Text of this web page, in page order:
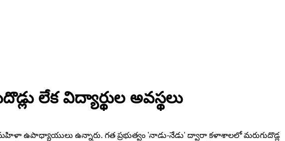
లేక విద్యార్థుల అవస్థలు
ఉపాధ్యాయులు ఉన్నారు. గత ప్రభుత్వం 'నాడు-నేడు' ద్వారా కళాశాలలో మరుగుదొడ్ల